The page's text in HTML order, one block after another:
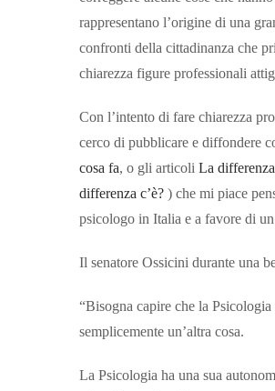
rappresentano l’origine di una
confronti della cittadinanza che
chiarezza figure professionali
Con l’intento di fare chiarezza
cerco di pubblicare e diffondere
cosa fa, o gli articoli La
differenza c’è? ) che mi piace
psicologo in Italia e a favore di
Il senatore Ossicini durante una
“Bisogna capire che la
semplicemente un’altra cosa.
La Psicologia ha una sua